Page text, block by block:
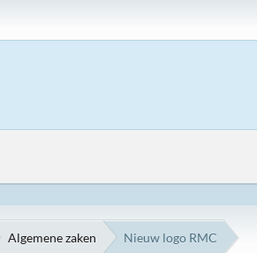
Algemene zaken Nieuw logo RMC